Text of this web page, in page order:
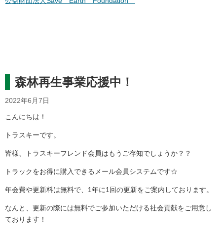
森林再生事業応援中！
2022年6月7日
こんにちは！
トラスキーです。
皆様、トラスキーフレンド会員はもうご存知でしょうか？？
トラックをお得に購入できるメール会員システムです☆
年会費や更新料は無料で、1年に1回の更新をご案内しております。
なんと、更新の際には無料でご参加いただける社会貢献をご用意し
ております！